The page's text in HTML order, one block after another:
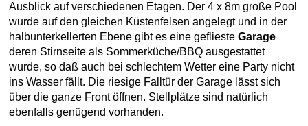
Ausblick auf verschiedenen Etagen. Der 4 x 8m große Pool
wurde auf den gleichen Küstenfelsen angelegt und in der
halbunterkellerten Ebene gibt es eine geflieste Garage
deren Stirnseite als Sommerküche/BBQ ausgestattet
wurde, so daß auch bei schlechtem Wetter eine Party nicht
ins Wasser fällt. Die riesige Falltür der Garage lässt sich
über die ganze Front öffnen. Stellplätze sind natürlich
ebenfalls genügend vorhanden.